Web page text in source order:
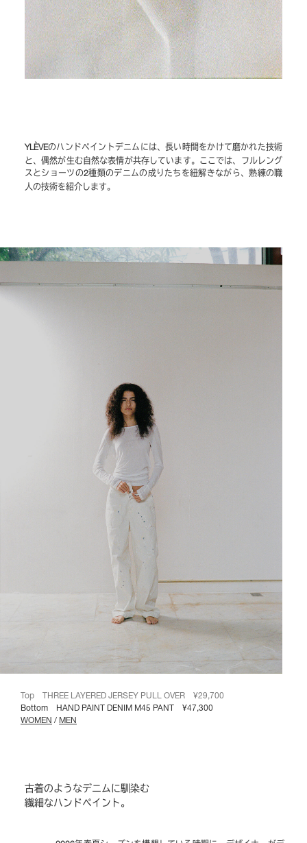
YLÈVEのハンドペイントデニムには、長い時間をかけて磨かれた技術
と、偶然が生む自然な表情が共存しています。ここでは、フルレング
スとショーツの2種類のデニムの成りたちを紐解きながら、熟練の職
人の技術を紹介します。
Top THREE LAYERED JERSEY PULL OVER ¥29,700
Bottom HAND PAINT DENIM M45 PANT ¥47,300
WOMEN / MEN
古着のようなデニムに馴染む
繊細なハンドペイント。